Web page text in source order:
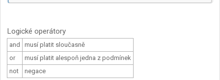
Logické operátory
and
musí platit sloučasně
or
musí platit alespoň jedna z podmínek
not
negace